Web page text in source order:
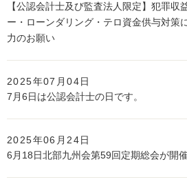
【公認会計士及び監査法人限定】犯罪収
ー・ローンダリング・テロ資金供与対策
力のお願い
2025年07月04日
7月6日は公認会計士の日です。
2025年06月24日
6月18日北部九州会第59回定期総会が開催